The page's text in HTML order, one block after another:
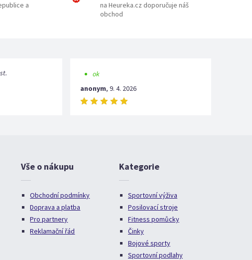
a
na Heureka.cz doporučuje náš
obchod
ok
anonym, 9. 4. 2026
Vše o nákupu
Obchodní podmínky
Doprava a platba
Pro partnery
Reklamační řád
Kategorie
Sportovní výživa
Posilovací stroje
Fitness pomůcky
Činky
Bojové sporty
Sportovní podlahy